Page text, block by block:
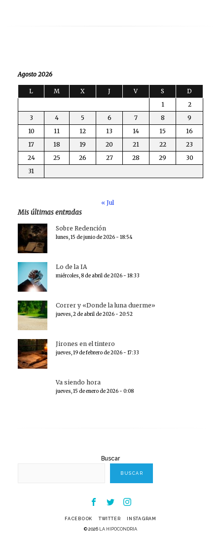
Agosto 2026
L M X J V S
D
1
2
3
4 5 6 7 8
9
10
11 12 13 14 15
16
17
18 19 20 21 22
23
24
25 26 27 28 29
30
31
« Jul
Mis últimas entradas
Sobre Redención
lunes, 15 de junio de 2026 - 18:54
Lo de la IA
miércoles, 8 de abril de 2026 - 18:33
Correr y «Donde la luna duerme»
jueves, 2 de abril de 2026 - 20:52
Jirones en el tintero
jueves, 19 de febrero de 2026 - 17:33
Va siendo hora
jueves, 15 de enero de 2026 - 0:08
Buscar
BUSCAR
FacebookTwitter Instagram
FACEBOOK TWITTER INSTAGRAM
© 2026 LA HIPOCONDRIA